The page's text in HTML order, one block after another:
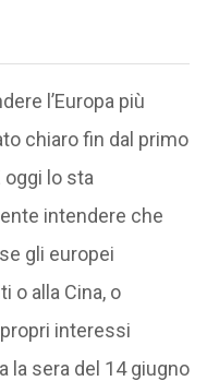
l’Europa più
chiaro fin dal primo
lo sta
intendere che
gli europei
o alla Cina, o
interessi
la sera del 14 giugno